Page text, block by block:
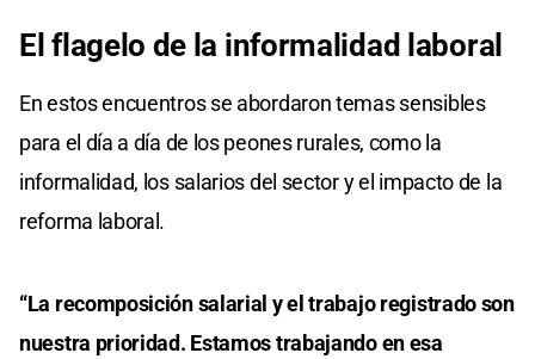
El flagelo de la informalidad laboral
En estos encuentros se abordaron temas sensibles
para el día a día de los peones rurales, como la
informalidad, los salarios del sector y el impacto de la
reforma laboral.
“La recomposición salarial y el trabajo registrado son
nuestra prioridad. Estamos trabajando en esa